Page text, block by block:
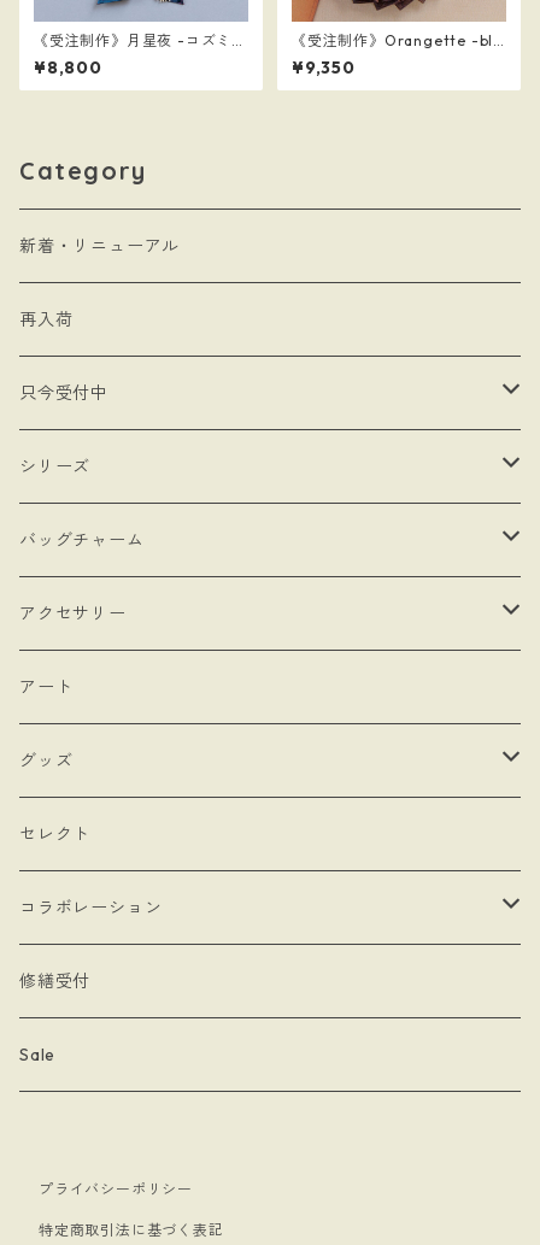
《受注制作》月星夜 -コズミッ
クナイト-
¥8,800
《受注制作》Orangette -blo
od orange-
¥9,350
Category
新着・リニューアル
再入荷
只今受付中
・受注制作
・抽選販売
シリーズ
- 馬
・bracket No.
- リボン
- モロッカンチャーム
- hand
- Drop Rose
- 本型チャーム
- Lady & Royal
- 月星夜
- papillon
バッグチャーム
- ロゼットタイプ
- ネックレスタイプ
- シングルタイプ
- チェーン・カラビナ
アクセサリー
- ブローチ
- 耳飾り
- ネックレス
アート
グッズ
- バッグ
- ステッカー
- クリーナークロス
- 文房具
- ケース
セレクト
コラボレーション
limboussole
こまっちゃん
修繕受付
Sale
プライバシーポリシー
特定商取引法に基づく表記